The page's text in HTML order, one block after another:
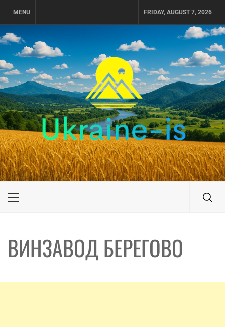
MENU FRIDAY, AUGUST 7, 2026
UKRAINE-IS
ПУТЕШЕСТВИЕ ПО УКРАИНЕ
Primary
ВИНЗАВОД БЕРЕГОВО